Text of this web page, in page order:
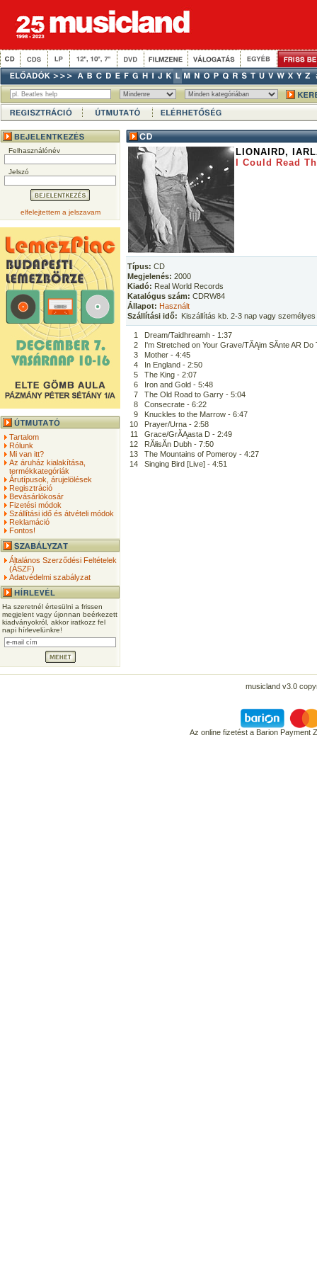
Felhasználónév
Jelszó
elfelejtettem a jelszavam
Tartalom
Rólunk
Mi van itt?
Az áruház kialakítása,
termékkategóriák
Árutípusok, árujelölések
Regisztráció
Bevásárlókosár
Fizetési módok
Szállítási idő és átvételi módok
Reklamáció
Fontos!
Általános Szerződési Feltételek
(ÁSZF)
Adatvédelmi szabályzat
Ha szeretnél értesülni a frissen
megjelent vagy újonnan beérkezett
kiadványokról, akkor iratkozz fel
napi hírlevelünkre!
LIONAIRD,
I Could Read
Típus: CD
Megjelenés: 2000
Kiadó: Real World Records
Katalógus szám: CDRW84
Állapot: Használt
Szállítási idő: Kiszállítás kb. 2-3 nap vagy
1
Dream/Taidhreamh - 1:37
2
I'm Stretched on Your Grave/TĂĄim SĂ­nte AR Do
3
Mother - 4:45
4
In England - 2:50
5
The King - 2:07
6
Iron and Gold - 5:48
7
The Old Road to Garry - 5:04
8
Consecrate - 6:22
9
Knuckles to the Marrow - 6:47
10
Prayer/Urna - 2:58
11
Grace/GrĂĄasta D - 2:49
12
RĂłisĂ­n Dubh - 7:50
13
The Mountains of Pomeroy - 4:27
14
Singing Bird [Live] - 4:51
musicland v3.0
Az online fizetést a Barion Payment